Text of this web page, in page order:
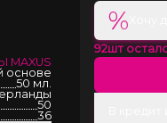
основе
50 мл.
50
36
%
92шт